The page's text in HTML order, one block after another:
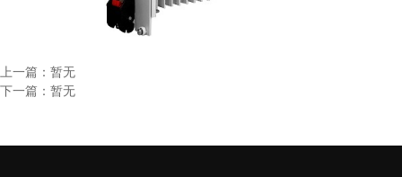
上一篇：暂无
下一篇：暂无